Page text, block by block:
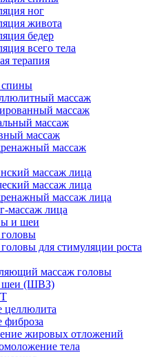
ног
живота
бедер
всего тела
терапия
массаж
массаж
массаж
массаж
массаж
массаж лица
массаж лица
массаж лица
массаж лица
и шеи
для стимуляции роста
массаж головы
шеи (ШВЗ)
целлюлита
фиброза
жировых отложений
тела